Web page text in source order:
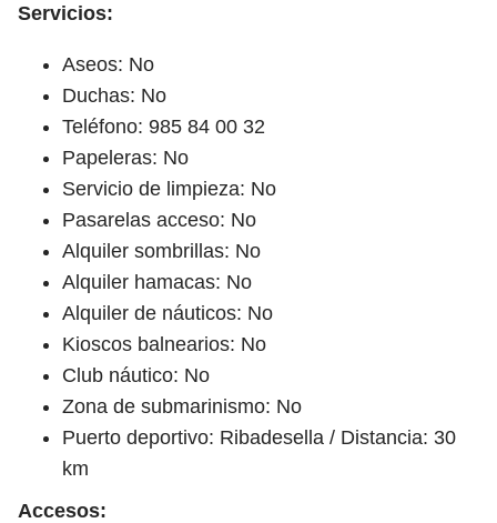
Servicios:
Aseos: No
Duchas: No
Teléfono: 985 84 00 32
Papeleras: No
Servicio de limpieza: No
Pasarelas acceso: No
Alquiler sombrillas: No
Alquiler hamacas: No
Alquiler de náuticos: No
Kioscos balnearios: No
Club náutico: No
Zona de submarinismo: No
Puerto deportivo: Ribadesella / Distancia: 30
km
Accesos: